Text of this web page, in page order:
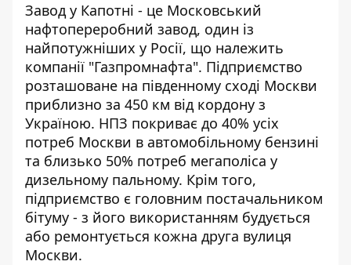
Завод у Капотні - це Московський
нафтопереробний завод, один із
найпотужніших у Росії, що належить
компанії "Газпромнафта". Підприємство
розташоване на південному сході Москви
приблизно за 450 км від кордону з
Україною. НПЗ покриває до 40% усіх
потреб Москви в автомобільному бензині
та близько 50% потреб мегаполіса у
дизельному пальному. Крім того,
підприємство є головним постачальником
бітуму - з його використанням будується
або ремонтується кожна друга вулиця
Москви.